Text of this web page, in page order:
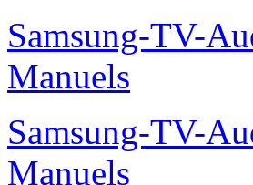
Samsung-TV-
Manuels
Samsung-TV-
Manuels